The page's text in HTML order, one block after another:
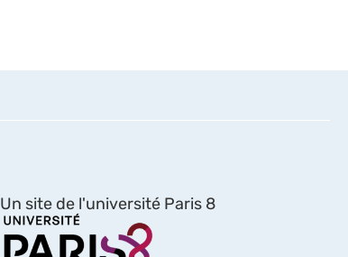
Un site de l'université Paris 8